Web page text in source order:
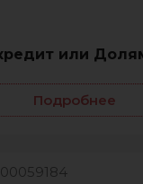
или
Подробнее